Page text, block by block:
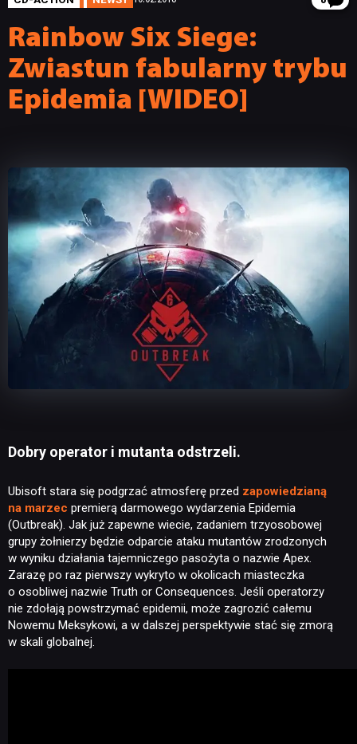
Rainbow Six Siege:
Zwiastun fabularny trybu
Epidemia [WIDEO]
Dobry operator i mutanta odstrzeli.
Ubisoft stara się podgrzać atmosferę przed zapowiedzianą
na marzec premierą darmowego wydarzenia Epidemia
(Outbreak). Jak już zapewne wiecie, zadaniem trzyosobowej
grupy żołnierzy będzie odparcie ataku mutantów zrodzonych
w wyniku działania tajemniczego pasożyta o nazwie Apex.
Zarazę po raz pierwszy wykryto w okolicach miasteczka
o osobliwej nazwie Truth or Consequences. Jeśli operatorzy
nie zdołają powstrzymać epidemii, może zagrozić całemu
Nowemu Meksykowi, a w dalszej perspektywie stać się zmorą
w skali globalnej.